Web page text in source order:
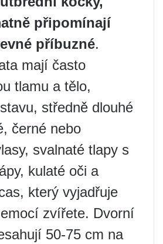
připomínají
příbuzné.
mají často
tlamu a tělo,
středně dlouhé
černé nebo
svalnaté tlapy s
kulaté oči a
který vyjadřuje
zvířete. Dvorní
50-75 cm na